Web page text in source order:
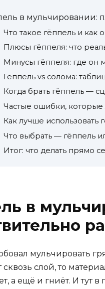
в мульчировании:
Что такое гёппель и как
Плюсы гёппеля: что
Минусы гёппеля: где он
Гёппель vs солома:
Когда брать гёппель —
Частые ошибки, которые
Как лучше использовать
Что выбрать — гёппель
Итог: что делать прямо
в
мульчировать
сквозь слой, то
а ещё и гниёт. И тут